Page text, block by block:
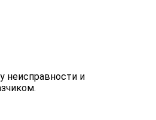
неисправности и